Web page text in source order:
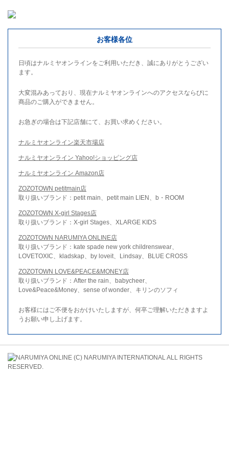
お客様各位
日頃はナルミヤオンラインをご利用いただき、誠にありがとうござい
ます。
大変混みあっており、現在ナルミヤオンラインへのアクセスならびに
商品のご購入ができません。
お急ぎの場合は下記店舗にて、お買い求めください。
ナルミヤオンライン楽天市場店
ナルミヤオンライン Yahoo!ショッピング店
ナルミヤオンライン Amazon店
ZOZOTOWN petitmain店
取り扱いブランド：petit main、petit main LIEN、b・ROOM
ZOZOTOWN X-girl Stages店
取り扱いブランド：X-girl Stages、XLARGE KIDS
ZOZOTOWN NARUMIYA ONLINE店
取り扱いブランド：kate spade new york childrenswear、
LOVETOXIC、kladskap、by loveit、Lindsay、BLUE CROSS
ZOZOTOWN LOVE&PEACE&MONEY店
取り扱いブランド：After the rain、babycheer、
Love&Peace&Money、sense of wonder、キリンのソフィ
お客様にはご不便をおかけいたしますが、何卒ご理解いただきますよ
うお願い申し上げます。